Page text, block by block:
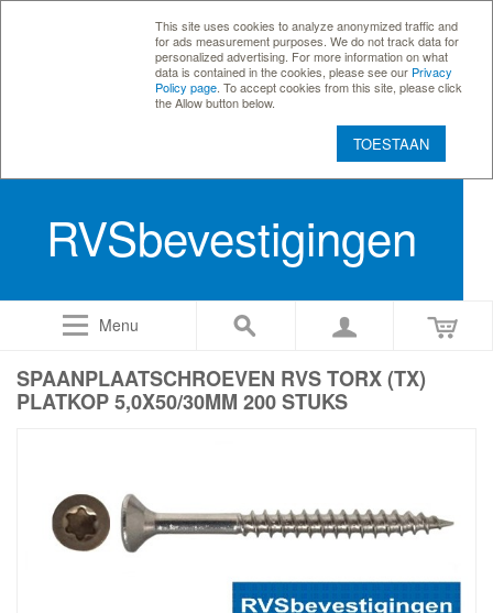
This site uses cookies to analyze anonymized traffic and
for ads measurement purposes. We do not track data for
personalized advertising. For more information on what
data is contained in the cookies, please see our Privacy
Policy page . To accept cookies from this site, please click
the Allow button below.
TOESTAAN
RVSbevestigingen
Menu
SPAANPLAATSCHROEVEN RVS TORX (TX)
PLATKOP 5,0X50/30MM 200 STUKS